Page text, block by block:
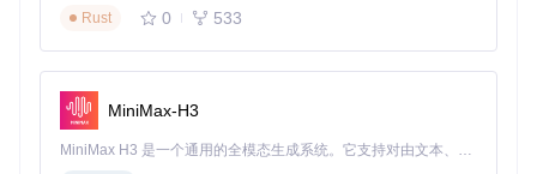
制实现资源按需加载。这种设计既避免了核心库体积膨胀，又
核心逻辑：src/expendPlugins/print/
打印插件包含两个关键文件：plugin.js负责打印流程控制和API
实现，print.css则专门定义打印样式规则。当用户触发打印操
作时，系统通过
loadLinks函数加载必要的样式资源，通过
Rust
0 533
MiniMax-H3
MiniMax H3 是一个通用的全模态生成系统。它支持对由文本、图像、视频和音频组成的多模态上下文进行统一理解，并能生成分辨率高达 2K、时长可达 15 秒的带原生立体声音频的视频。得益于面向任务泛化的系统设计，H3 在预训练阶段就已具备广泛的多模态上下文理解与生成能力，能够出色地执行复杂的多模态指令。